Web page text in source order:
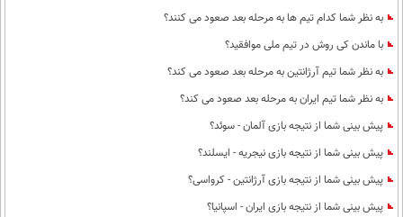
به نظر شما کدام تیم ها به مرحله بعد صعود می کنند؟
با ماندن کی روش در تیم ملی موافقید؟
به نظر شما تیم آرژانتین به مرحله بعد صعود می کند؟
به نظر شما تیم ایران به مرحله بعد صعود می کند؟
پیش بینی شما از نتیجه بازی آلمان - سوئد؟
پیش بینی شما از نتیجه بازی نیجریه - ایسلند؟
پیش بینی شما از نتیجه بازی آرژانتین - کرواسی؟
پیش بینی شما از نتیجه بازی ایران - اسپانیا؟